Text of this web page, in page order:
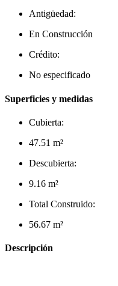
Antigüedad:
En Construcción
Crédito:
No especificado
Superficies y medidas
Cubierta:
47.51 m²
Descubierta:
9.16 m²
Total Construido:
56.67 m²
Descripción